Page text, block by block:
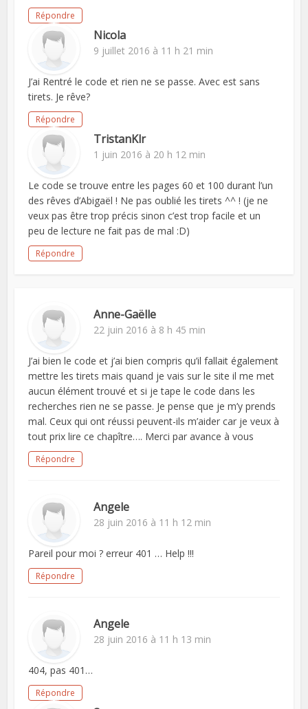
Répondre
Nicola
9 juillet 2016 à 11 h 21 min
J’ai Rentré le code et rien ne se passe. Avec est sans
tirets. Je rêve?
Répondre
TristanKlr
1 juin 2016 à 20 h 12 min
Le code se trouve entre les pages 60 et 100 durant l’un
des rêves d’Abigaël ! Ne pas oublié les tirets ^^ ! (je ne
veux pas être trop précis sinon c’est trop facile et un
peu de lecture ne fait pas de mal :D)
Répondre
Anne-Gaëlle
22 juin 2016 à 8 h 45 min
J’ai bien le code et j’ai bien compris qu’il fallait également
mettre les tirets mais quand je vais sur le site il me met
aucun élément trouvé et si je tape le code dans les
recherches rien ne se passe. Je pense que je m’y prends
mal. Ceux qui ont réussi peuvent-ils m’aider car je veux à
tout prix lire ce chapître…. Merci par avance à vous
Répondre
Angele
28 juin 2016 à 11 h 12 min
Pareil pour moi ? erreur 401 … Help !!!
Répondre
Angele
28 juin 2016 à 11 h 13 min
404, pas 401…
Répondre